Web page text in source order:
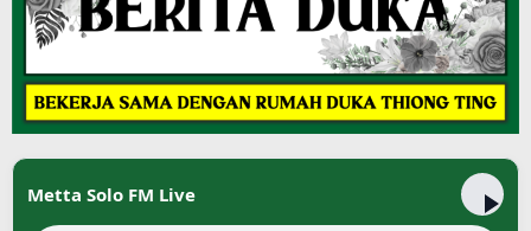
Metta Solo FM Live